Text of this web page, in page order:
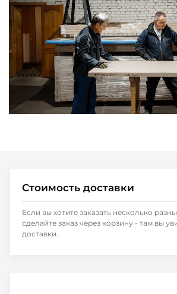
Стоимость доставки
Если вы хотите заказать несколько
сделайте заказ через корзину - там вы
доставки.